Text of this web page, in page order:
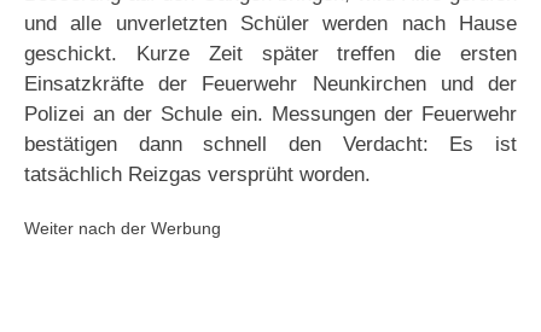
und alle unverletzten Schüler werden nach Hause
geschickt. Kurze Zeit später treffen die ersten
Einsatzkräfte der Feuerwehr Neunkirchen und der
Polizei an der Schule ein. Messungen der Feuerwehr
bestätigen dann schnell den Verdacht: Es ist
tatsächlich Reizgas versprüht worden.
Weiter nach der Werbung